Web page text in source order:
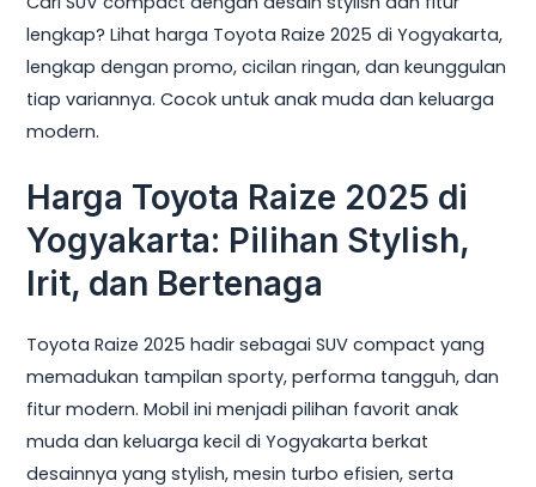
lengkap? Lihat harga Toyota Raize 2025 di Yogyakarta,
lengkap dengan promo, cicilan ringan, dan keunggulan
tiap variannya. Cocok untuk anak muda dan keluarga
modern.
Harga Toyota Raize 2025 di
Yogyakarta: Pilihan Stylish,
Irit, dan Bertenaga
Toyota Raize 2025 hadir sebagai SUV compact yang
memadukan tampilan sporty, performa tangguh, dan
fitur modern. Mobil ini menjadi pilihan favorit anak
muda dan keluarga kecil di Yogyakarta berkat
desainnya yang stylish, mesin turbo efisien, serta